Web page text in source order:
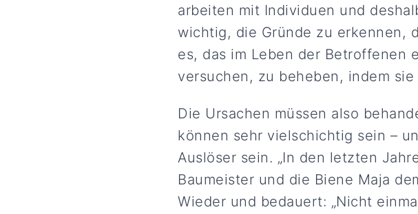
arbeiten mit Individuen und
wichtig, die Gründe zu erkennen,
es, das im Leben der Betroffenen
versuchen, zu beheben, indem
Die Ursachen müssen also
können sehr vielschichtig sein –
Auslöser sein. „In den letzten
Baumeister und die Biene Maja
Wieder und bedauert: „Nicht